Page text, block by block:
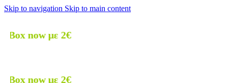
Skip to navigation Skip to main content
2€
2€